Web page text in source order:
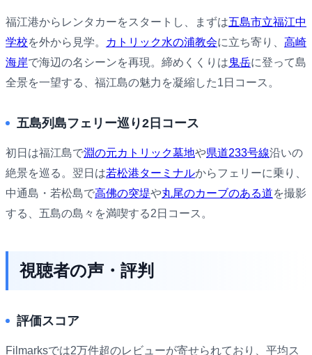
福江港からレンタカーをスタートし、まずは五島市立福江中
学校を外から見学。 カトリック水の浦教会に立ち寄り、 高崎
海岸で海辺の名シーンを再現。締めくくりは鬼岳に登って島
全景を一望する、福江島の魅力を凝縮した1日コース。
五島列島フェリー巡り2日コース
初日は福江島で淵の元カトリック墓地や県道233号線沿いの
絶景を巡る。翌日は若松港ターミナルからフェリーに乗り、
中通島・若松島で高佛の突堤や丸尾のカーブのある道を撮影
する、五島の島々を満喫する2日コース。
視聴者の声・評判
評価スコア
Filmarksでは2万件超のレビューが寄せられており、平均ス